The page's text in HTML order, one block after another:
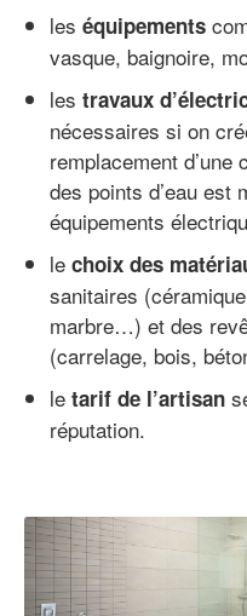
les équipements
vasque, baignoire,
les travaux
nécessaires si on
remplacement d’une
des points d’eau est
équipements
le choix des
sanitaires
marbre…) et des
(carrelage, bois,
le tarif de l’artisan
réputation.